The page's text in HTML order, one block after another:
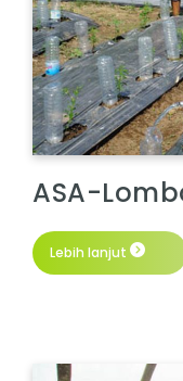
ASA-
Lebih lanjut